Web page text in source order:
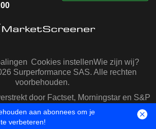
Cookies instellenWie zijn wij?
Surperformance SAS. Alle rechten
voorbehouden.
door Factset, Morningstar en S&P
Capital IQ
aan abonnees om je
verbeteren!